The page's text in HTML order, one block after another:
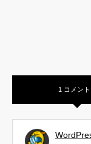
1 コメント